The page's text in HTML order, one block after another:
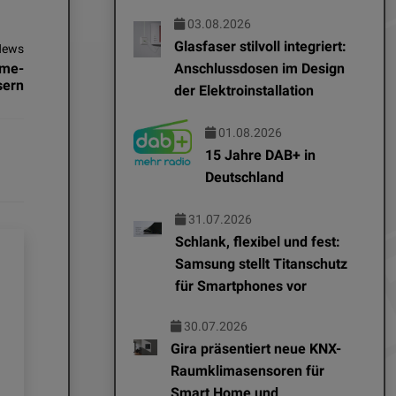
03.08.2026
Glasfaser stilvoll integriert:
Anschlussdosen im Design
der Elektroinstallation
01.08.2026
15 Jahre DAB+ in
Deutschland
31.07.2026
Schlank, flexibel und fest:
Samsung stellt Titanschutz
für Smartphones vor
30.07.2026
Gira präsentiert neue KNX-
Raumklimasensoren für